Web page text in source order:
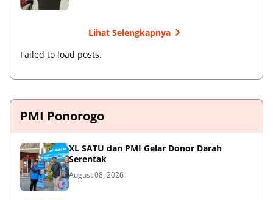
Lihat Selengkapnya
Failed to load posts.
PMI Ponorogo
XL SATU dan PMI Gelar Donor Darah
Serentak
August 08, 2026